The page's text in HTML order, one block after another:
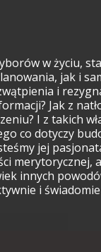
w życiu,
jak i
i
Jak z
I z takich
co dotyczy
jej
merytorycznej,
innych
i